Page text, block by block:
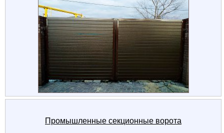
Промышленные секционные ворота